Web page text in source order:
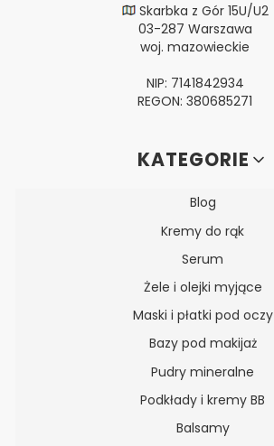
Skarbka z Gór 15U/U2
03-287 Warszawa
woj. mazowieckie
NIP: 7141842934
REGON: 380685271
Linki w stopceKATEGORIE
Blog
Kremy do rąk
Serum
Żele i olejki myjące
Maski i płatki pod oczy
Bazy pod makijaż
Pudry mineralne
Podkłady i kremy BB
Balsamy